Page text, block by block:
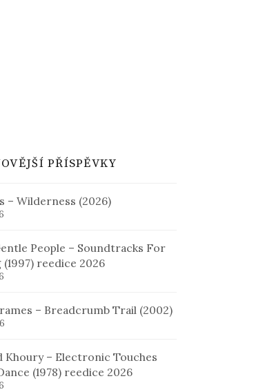
PŘÍSPĚVKY
– Wilderness (2026)
People – Soundtracks For
(1997) reedice 2026
– Breadcrumb Trail (2002)
Khoury – Electronic Touches
(1978) reedice 2026